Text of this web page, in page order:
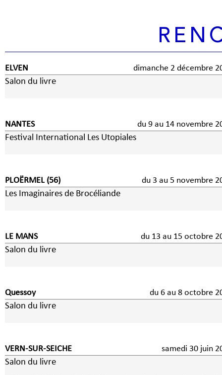
ELVEN dimanche 2
Salon du livre
NANTES du 9 au 14 novembre
Festival International Les Utopiales
PLOËRMEL (56) du 3 au 5 novembre
Les Imaginaires de Brocéliande
LE MANS du 13 au 15 octobre
Salon du livre
Quessoy du 6 au 8 octobre
Salon du livre
VERN-SUR-SEICHE samedi 30 juin
Salon du livre